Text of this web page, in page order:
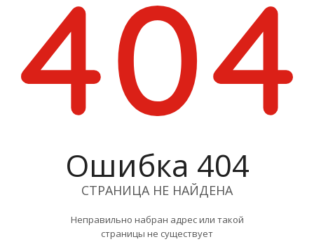
Ошибка 404
СТРАНИЦА НЕ НАЙДЕНА
Неправильно набран адрес или такой
страницы не существует